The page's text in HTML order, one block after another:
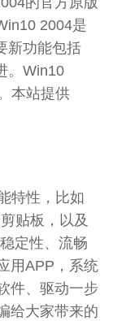
2004是
新功能包括
。Win10
本站提供
特性，比如
贴板，以及
定性、流畅
用APP，系统
件、驱动一步
给大家带来的